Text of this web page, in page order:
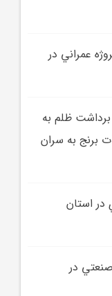
و آغاز عمليات اجرائي 1224 پروژه عمراني در
برداشت ظلم به
برنج به سران
كشاورزي در استان
و 379 واحد صنعتي در